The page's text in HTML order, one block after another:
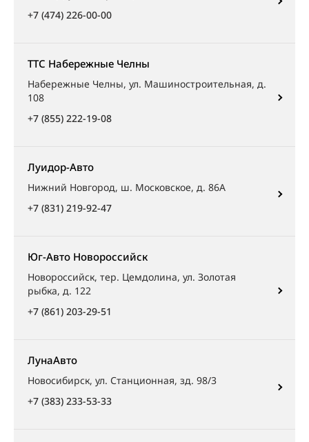
+7 (474) 226-00-00
ТТС Набережные Челны
Набережные Челны, ул. Машиностроительная, д.
108
+7 (855) 222-19-08
Луидор-Авто
Нижний Новгород, ш. Московское, д. 86А
+7 (831) 219-92-47
Юг-Авто Новороссийск
Новороссийск, тер. Цемдолина, ул. Золотая
рыбка, д. 122
+7 (861) 203-29-51
ЛунаАвто
Новосибирск, ул. Станционная, зд. 98/3
+7 (383) 233-53-33